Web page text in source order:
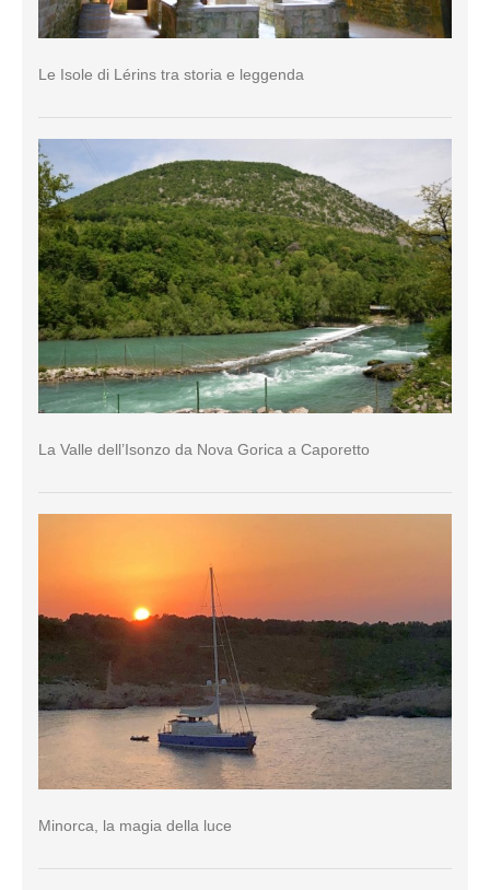
Le Isole di Lérins tra storia e leggenda
La Valle dell’Isonzo da Nova Gorica a Caporetto
Minorca, la magia della luce